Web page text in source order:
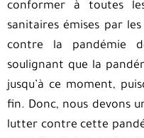
conformer à toutes
sanitaires émises par
contre la pandémie
soulignant que la
jusqu’à ce moment,
fin. Donc, nous devons
lutter contre cette